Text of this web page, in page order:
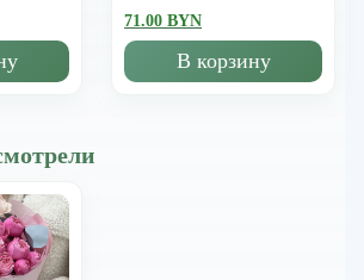
71.00 BYN
В корзину